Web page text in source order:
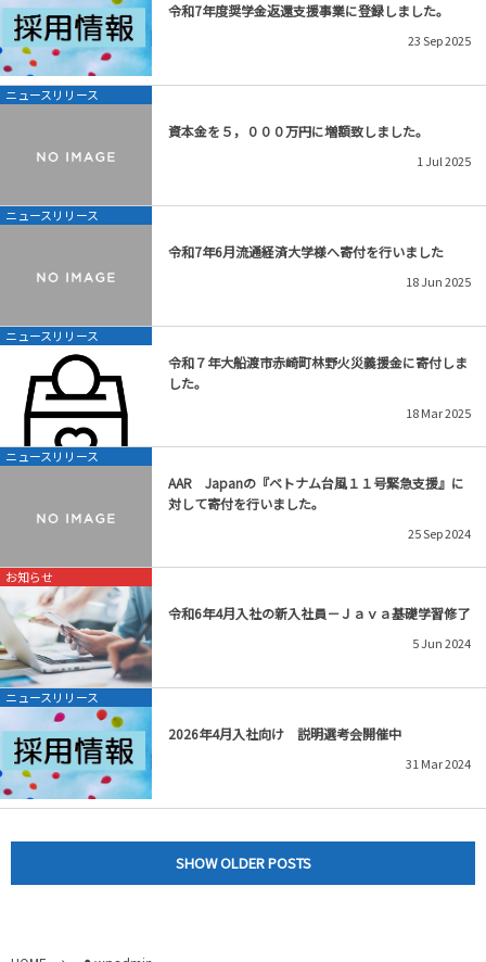
令和7年度奨学金返還支援事業に登録しました。
23Sep2025
ニュースリリース
資本金を５，０００万円に増額致しました。
1 Jul2025
ニュースリリース
令和7年6月流通経済大学様へ寄付を行いました
18Jun2025
ニュースリリース
令和７年大船渡市赤崎町林野火災義援金に寄付しま
した。
18Mar2025
ニュースリリース
AAR Japanの『ベトナム台風１１号緊急支援』に
対して寄付を行いました。
25Sep2024
お知らせ
令和6年4月入社の新入社員－Ｊａｖａ基礎学習修了
5Jun2024
ニュースリリース
2026年4月入社向け 説明選考会開催中
31 Mar2024
SHOW OLDER POSTS